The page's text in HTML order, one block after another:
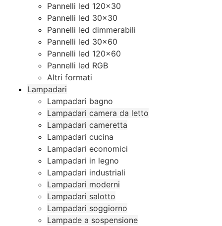
Pannelli led 120×30
Pannelli led 30×30
Pannelli led dimmerabili
Pannelli led 30×60
Pannelli led 120×60
Pannelli led RGB
Altri formati
Lampadari
Lampadari bagno
Lampadari camera da letto
Lampadari cameretta
Lampadari cucina
Lampadari economici
Lampadari in legno
Lampadari industriali
Lampadari moderni
Lampadari salotto
Lampadari soggiorno
Lampade a sospensione